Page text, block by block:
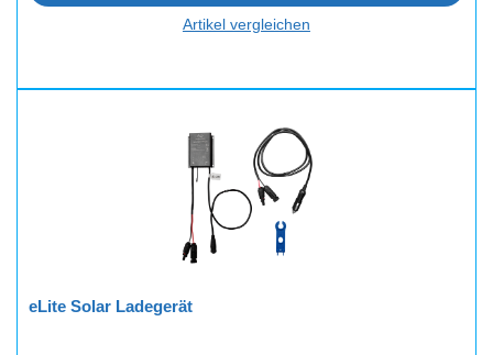
Artikel vergleichen
eLite Solar Ladegerät